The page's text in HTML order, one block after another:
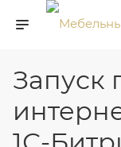
Запуск